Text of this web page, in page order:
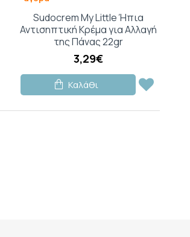
Sudocrem My Little Ήπια
Αντισηπτική Κρέμα για Αλλαγή
της Πάνας 22gr
3,29€
Καλάθι